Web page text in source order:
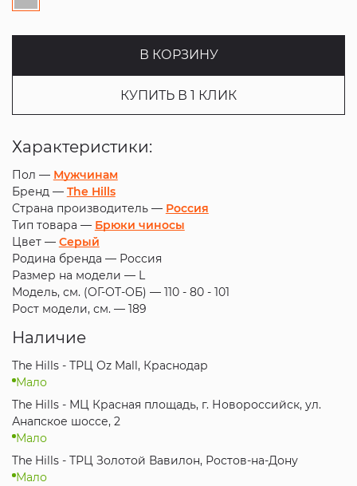
В КОРЗИНУ
КУПИТЬ В 1 КЛИК
Характеристики:
Пол — Мужчинам
Бренд — The Hills
Страна производитель — Россия
Тип товара — Брюки чиносы
Цвет — Серый
Родина бренда — Россия
Размер на модели — L
Модель, см. (ОГ-ОТ-ОБ) — 110 - 80 - 101
Рост модели, см. — 189
Наличие
The Hills - ТРЦ Oz Mall, Краснодар
Мало
The Hills - МЦ Красная площадь, г. Новороссийск, ул.
Анапское шоссе, 2
Мало
The Hills - ТРЦ Золотой Вавилон, Ростов-на-Дону
Мало